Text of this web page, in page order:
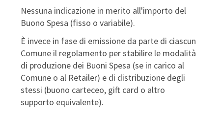
Nessuna indicazione in merito all'importo del
Buono Spesa (fisso o variabile).
È invece in fase di emissione da parte di ciascun
Comune il regolamento per stabilire le modalità
di produzione dei Buoni Spesa (se in carico al
Comune o al Retailer) e di distribuzione degli
stessi (buono carteceo, gift card o altro
supporto equivalente).